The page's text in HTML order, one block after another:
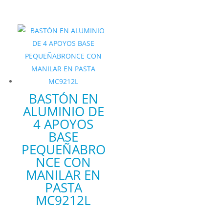
BASTÓN EN
ALUMINIO DE
4 APOYOS
BASE
PEQUEÑABRO
NCE CON
MANILAR EN
PASTA
MC9212L